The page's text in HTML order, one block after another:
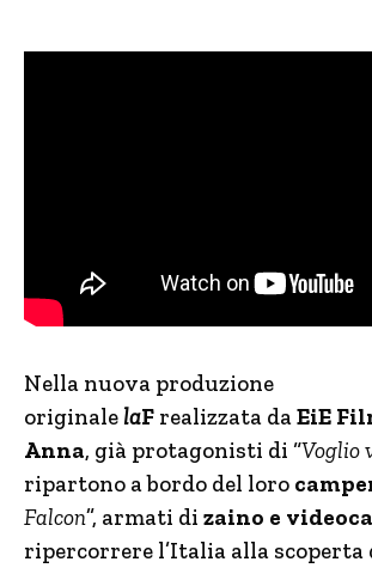
Nella nuova produzione
originale laF realizzata da EiE
Anna, già protagonisti di “Voglio
ripartono a bordo del loro
Falcon”, armati di zaino e
ripercorrere l’Italia alla scoperta